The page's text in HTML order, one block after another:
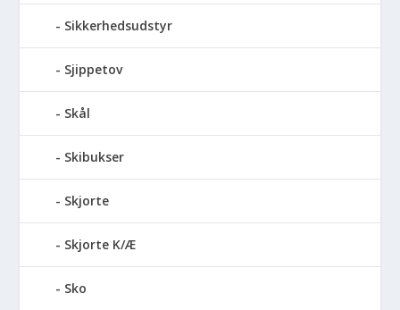
Sikkerhedsudstyr
Sjippetov
Skål
Skibukser
Skjorte
Skjorte K/Æ
Sko